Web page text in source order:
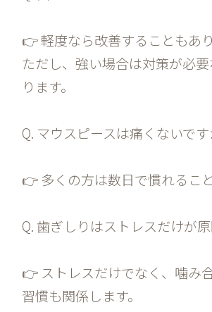
👉 軽度なら改善することもあり
ただし、強い場合は対策が必
ります。
Q. マウスピースは痛くないです
👉 多くの方は数日で慣れるこ
Q. 歯ぎしりはストレスだけが
👉 ストレスだけでなく、噛み
習慣も関係します。